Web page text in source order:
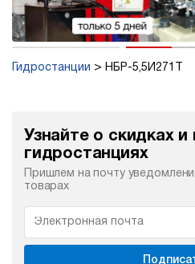
Гидростанции НБР-5,5И271Т
Узнайте о скидках и
гидростанциях
Пришлем на почту
товарах